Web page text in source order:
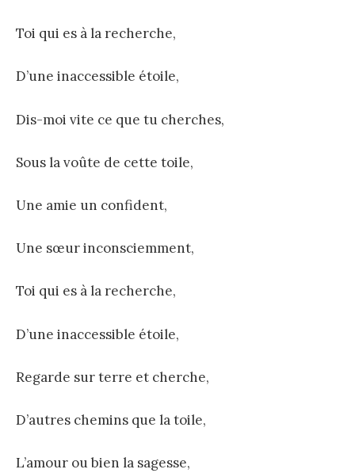
Toi qui es à la recherche,
D’une inaccessible étoile,
Dis-moi vite ce que tu cherches,
Sous la voûte de cette toile,
Une amie un confident,
Une sœur inconsciemment,
Toi qui es à la recherche,
D’une inaccessible étoile,
Regarde sur terre et cherche,
D’autres chemins que la toile,
L’amour ou bien la sagesse,